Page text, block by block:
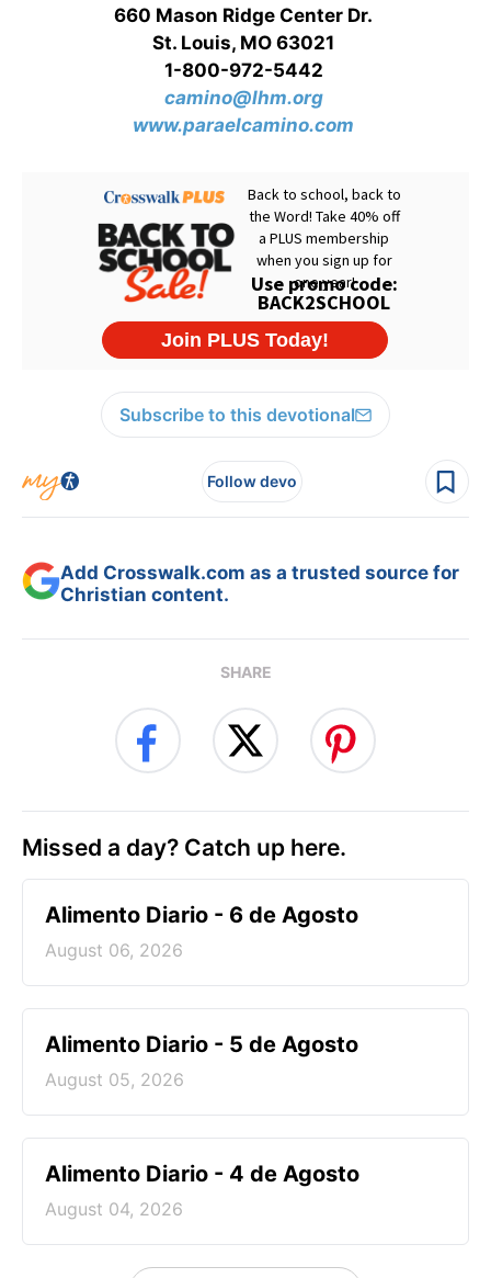
660 Mason Ridge Center Dr.
St. Louis, MO 63021
1-800-972-5442
camino@lhm.org
www.paraelcamino.com
Subscribe to this devotional
Follow devo
Add Crosswalk.com as a trusted source for
Christian content.
SHARE
Missed a day? Catch up here.
Alimento Diario - 6 de Agosto
August 06, 2026
Alimento Diario - 5 de Agosto
August 05, 2026
Alimento Diario - 4 de Agosto
August 04, 2026